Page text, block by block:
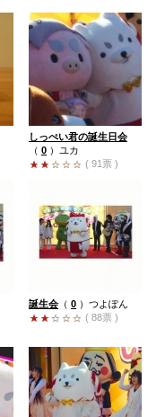
しっぺい君の誕生日会
（ 0 ）
ユカ
( 91票 )
誕生会 （ 0 ） つよぽん
( 88票 )